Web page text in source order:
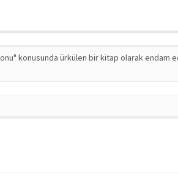
sonu" konusunda ürkülen bir kitap olarak endam